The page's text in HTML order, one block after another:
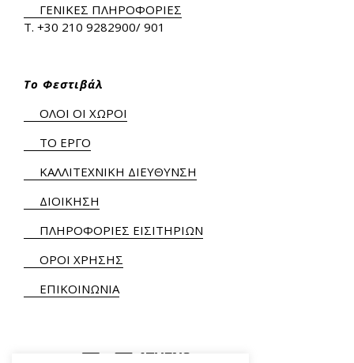
ΓΕΝΙΚΕΣ ΠΛΗΡΟΦΟΡΙΕΣ
Τ. +30 210 9282900/ 901
Το Φεστιβάλ
ΟΛΟΙ ΟΙ ΧΩΡΟΙ
ΤΟ ΕΡΓΟ
ΚΑΛΛΙΤΕΧΝΙΚΗ ΔΙΕΥΘΥΝΣΗ
ΔΙΟΙΚΗΣΗ
ΠΛΗΡΟΦΟΡΙΕΣ ΕΙΣΙΤΗΡΙΩΝ
ΟΡΟΙ ΧΡΗΣΗΣ
ΕΠΙΚΟΙΝΩΝΙΑ